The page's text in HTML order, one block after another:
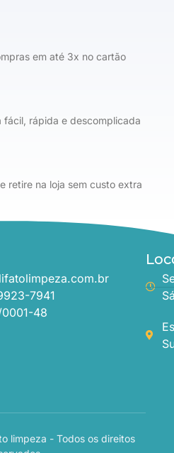
em até 3x no cartão
fácil, rápida e descomplicada
retire na loja sem custo extra
7941
48
limpeza - Todos os direitos